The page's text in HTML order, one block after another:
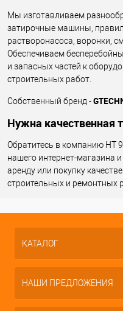
Мы изготавливаем
затирочные машины,
растворонасоса, воронки,
Обеспечиваем
и запасных частей к
строительных работ.
Собственный бренд -
Нужна качественная
Обратитесь в компанию НТ
нашего интернет-магазина
аренду или покупку
строительных и ремонтных
КАТАЛОГ
НАШИ ПРЕДЛОЖЕНИЯ